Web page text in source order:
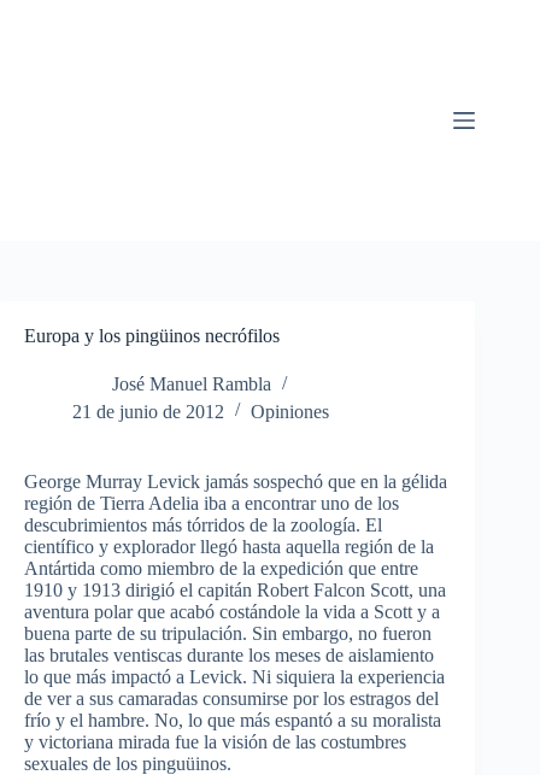
Europa y los pingüinos necrófilos
José Manuel Rambla
21 de junio de 2012
Opiniones
George Murray Levick jamás sospechó que en la gélida
región de Tierra Adelia iba a encontrar uno de los
descubrimientos más tórridos de la zoología. El
científico y explorador llegó hasta aquella región de la
Antártida como miembro de la expedición que entre
1910 y 1913 dirigió el capitán Robert Falcon Scott, una
aventura polar que acabó costándole la vida a Scott y a
buena parte de su tripulación. Sin embargo, no fueron
las brutales ventiscas durante los meses de aislamiento
lo que más impactó a Levick. Ni siquiera la experiencia
de ver a sus camaradas consumirse por los estragos del
frío y el hambre. No, lo que más espantó a su moralista
y victoriana mirada fue la visión de las costumbres
sexuales de los pinguüinos.